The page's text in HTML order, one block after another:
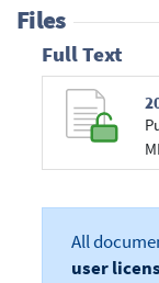
Files
Full Text
All
user